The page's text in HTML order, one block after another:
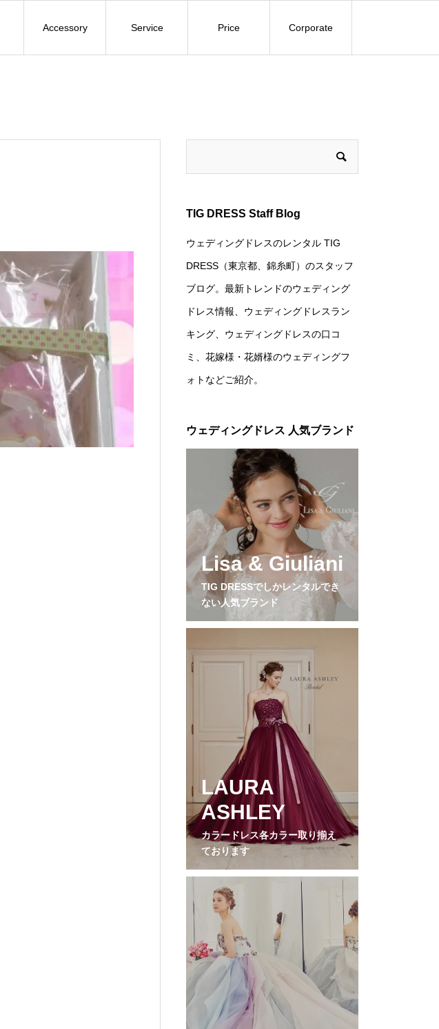
Accessory Service Price Corporate
TIG DRESS Staff Blog
ウェディングドレスのレンタル TIG
DRESS（東京都、錦糸町）のスタッフ
ブログ。最新トレンドのウェディング
ドレス情報、ウェディングドレスラン
キング、ウェディングドレスの口コ
ミ、花嫁様・花婿様のウェディングフ
ォトなどご紹介。
ウェディングドレス 人気ブランド
Lisa & Giuliani
TIG DRESSでしかレンタルでき
ない人気ブランド
LAURA
ASHLEY
カラードレス各カラー取り揃え
ております